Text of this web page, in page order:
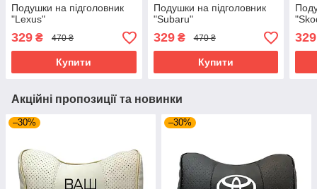
Подушки на підголовник
"Lexus"
329 ₴ 470 ₴
Купити
Подушки на підголовник
"Subaru"
329₴ 470 ₴
Купити
329
Акційні пропозиції та новинки
–30% –30%